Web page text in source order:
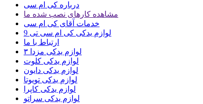
درباره کی ام سی
مشاهده کارهای نصب شده ما
خدمات آقای کی ام سی
لوازم یدکی کی ام سی تی 9
ارتباط با ما
لوازم یدکی مزدا ۳
لوازم یدکی کلوت
لوازم یدکی دایون
لوازم یدکی تویوتا
لوازم یدکی کاپرا
لوازم یدکی سراتو